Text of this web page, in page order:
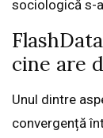
sociologică s-
cine are
Unul dintre
convergență